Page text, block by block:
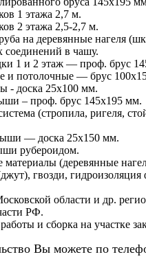
1 этажа 2,7 м.
2 этажа 2,5-2,7 м.
на деревянные нагеля
соединений в чашу.
1 и 2 этаж — проф. брус
и потолочные — брус
- доска 25х100 мм.
– проф. брус 145х195 мм.
(стропила, ригеля,
— доска 25х150 мм.
рубероидом.
материалы (деревянные
гвозди, гидроизоляция
области и др.
РФ.
и сборка на участке
Вы можете по